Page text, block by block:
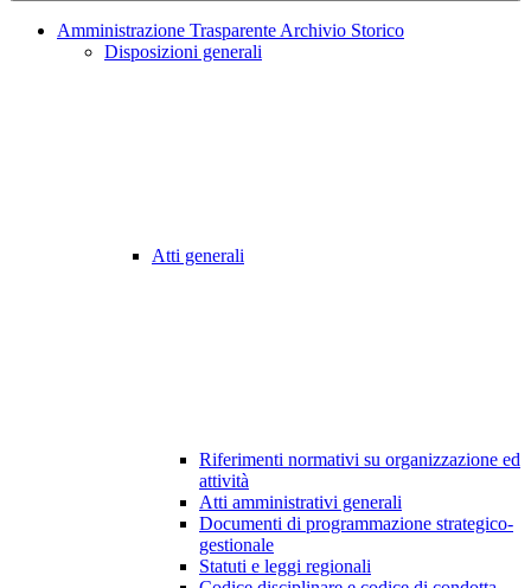
Amministrazione Trasparente Archivio Storico
Disposizioni generali
Atti generali
Riferimenti normativi su organizzazione ed
attività
Atti amministrativi generali
Documenti di programmazione strategico-
gestionale
Statuti e leggi regionali